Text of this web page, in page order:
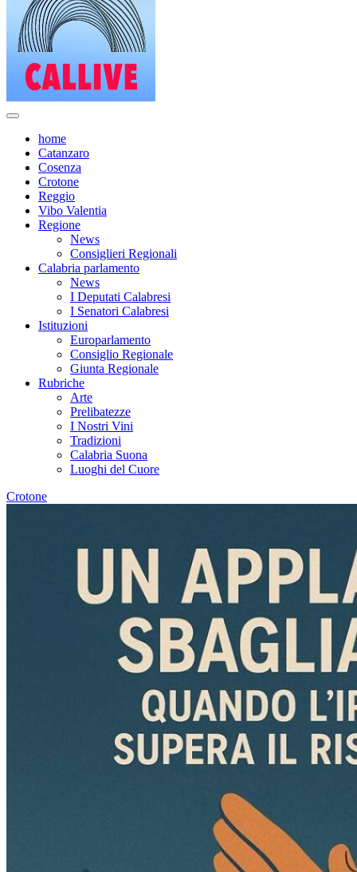
home
Catanzaro
Cosenza
Crotone
Reggio
Vibo Valentia
Regione
News
Consiglieri Regionali
Calabria parlamento
News
I Deputati Calabresi
I Senatori Calabresi
Istituzioni
Europarlamento
Consiglio Regionale
Giunta Regionale
Rubriche
Arte
Prelibatezze
I Nostri Vini
Tradizioni
Calabria Suona
Luoghi del Cuore
Crotone